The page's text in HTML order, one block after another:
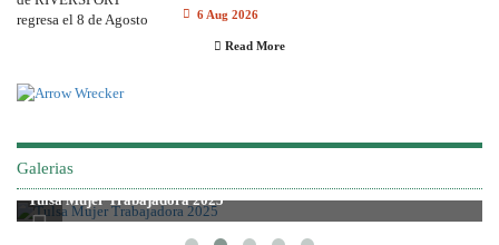
6 Aug 2026
Read More
Galerias
Tulsa Mujer Trabajadora 2025